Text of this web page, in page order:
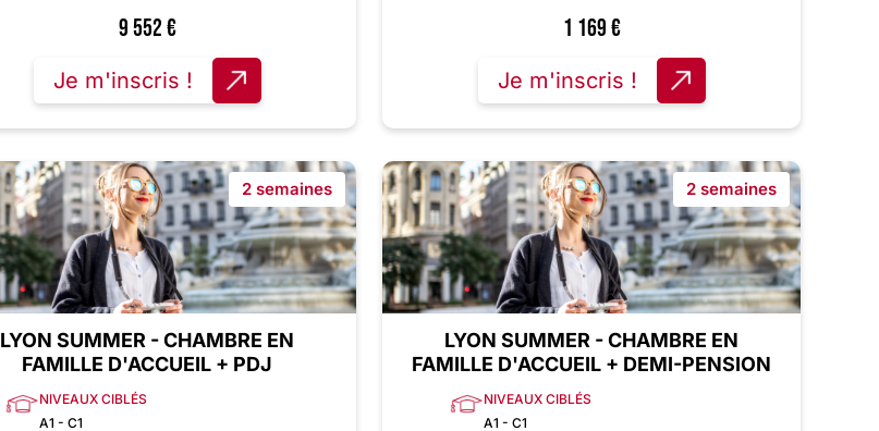
9 552€
Je m'inscris !
1 169€
Je m'inscris !
2 semaines
LYON SUMMER - CHAMBRE EN
FAMILLE D'ACCUEIL + PDJ
NIVEAUX CIBLÉS
A1 - C1
2 semaines
LYON SUMMER - CHAMBRE EN
FAMILLE D'ACCUEIL + DEMI-PENSION
NIVEAUX CIBLÉS
A1 - C1